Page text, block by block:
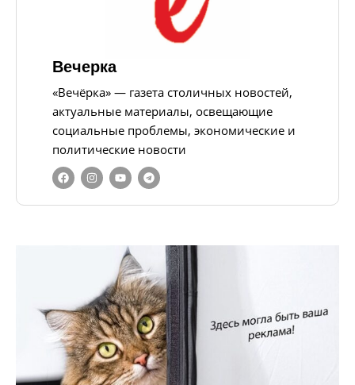
Вечерка
«Вечёрка» — газета столичных новостей,
актуальные материалы, освещающие
социальные проблемы, экономические и
политические новости